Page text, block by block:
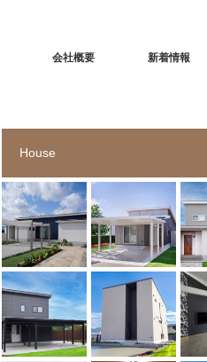
会社概要 新着情報
House